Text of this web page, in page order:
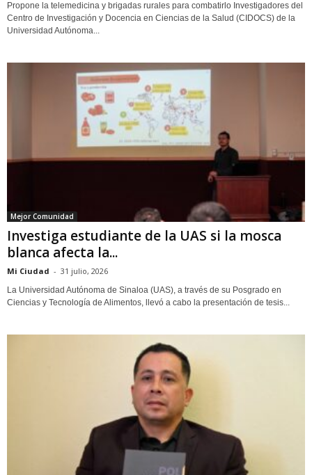
Propone la telemedicina y brigadas rurales para combatirlo Investigadores del
Centro de Investigación y Docencia en Ciencias de la Salud (CIDOCS) de la
Universidad Autónoma...
Mejor Comunidad
Investiga estudiante de la UAS si la mosca
blanca afecta la...
Mi Ciudad - 31 julio, 2026
La Universidad Autónoma de Sinaloa (UAS), a través de su Posgrado en
Ciencias y Tecnología de Alimentos, llevó a cabo la presentación de tesis...